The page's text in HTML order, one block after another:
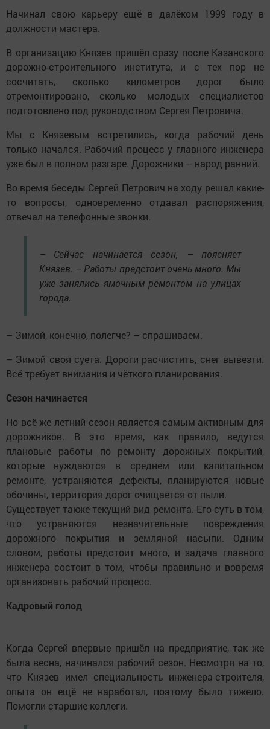
Начинал свою карьеру ещё в далёком 1999 году в
должности мастера.
В организацию Князев пришёл сразу после Казанского
дорожно-строительного института, и с тех пор не
сосчитать, сколько километров дорог было
отремонтировано, сколько молодых специалистов
подготовлено под руководством Сергея Петровича.
Мы с Князевым встретились, когда рабочий день
только начался. Рабочий процесс у главного инженера
уже был в полном разгаре. Дорожники – народ ранний.
Во время беседы Сергей Петрович на ходу решал какие-
то вопросы, одновременно отдавал распоряжения,
отвечал на телефонные звонки.
– Сейчас начинается сезон, – поясняет
Князев. – Работы предстоит очень много. Мы
уже занялись ямочным ремонтом на улицах
города.
– Зимой, конечно, полегче? – спрашиваем.
– Зимой своя суета. Дороги расчистить, снег вывезти.
Всё требует внимания и чёткого планирования.
Сезон начинается
Но всё же летний сезон является самым активным для
дорожников. В это время, как правило, ведутся
плановые работы по ремонту дорожных покрытий,
которые нуждаются в среднем или капитальном
ремонте, устраняются дефекты, планируются новые
обочины, территория дорог очищается от пыли.
Существует также текущий вид ремонта. Его суть в том,
что устраняются незначительные повреждения
дорожного покрытия и земляной насыпи. Одним
словом, работы предстоит много, и задача главного
инженера состоит в том, чтобы правильно и вовремя
организовать рабочий процесс.
Кадровый голод
Когда Сергей впервые пришёл на предприятие, так же
была весна, начинался рабочий сезон. Несмотря на то,
что Князев имел специальность инженера-строителя,
опыта он ещё не наработал, поэтому было тяжело.
Помогли старшие коллеги.